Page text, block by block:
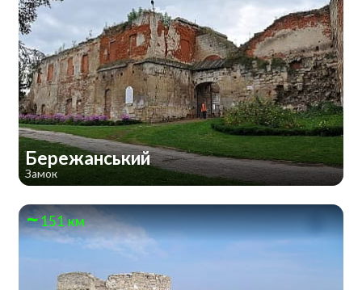
Бережанський
Замок
151 км